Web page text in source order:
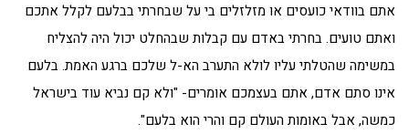
אתם בוודאי כועסים או מזלזלים בי על שבחרתי בבלעם לקלל אתכם
ואתם טועים. בחרתי באדם עם קבלות שבהחלט יכול היה להצליח
במשימה שהטלתי עליו לולא התערב הא-ל שלכם ברגע האמת. בלעם
אינו סתם אדם, אתם בעצמכם אומרים- "ולא קם נביא עוד בישראל
כמשה, אבל באומות העולם קם והרי הוא בלעם".